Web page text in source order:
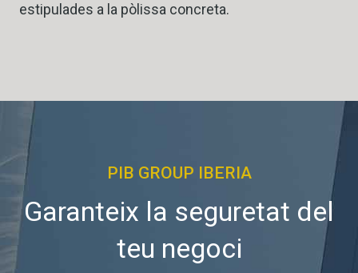
estipulades a la pòlissa concreta.
PIB GROUP IBERIA
Garanteix la seguretat del
teu negoci